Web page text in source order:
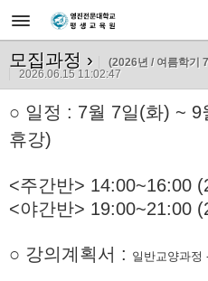
모집과정 › (2026년 / 여름학기
2026.06.15 11:02:47
○ 일정 : 7월 7일(화) ~ 9
휴강)
<주간반> 14:00~16:00
<야간반> 19:00~21:00
○ 강의계획서 : 일반교양과정